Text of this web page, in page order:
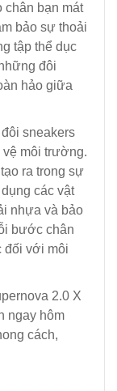
chân bạn mát
bảo sự thoải
tập thể dục
đôi
hảo giữa
sneakers
vệ môi trường.
ra trong sự
các vật
nhựa và bảo
bước chân
đối với môi
2.0 X
ngay hôm
cách,